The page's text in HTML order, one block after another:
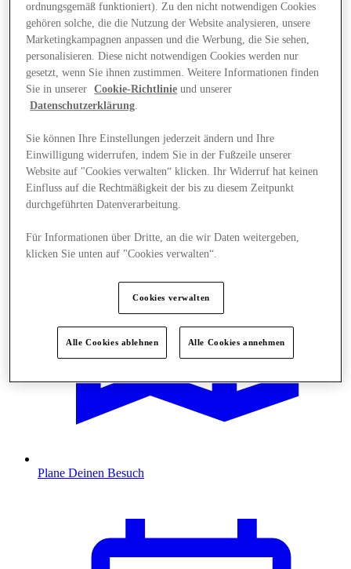
Angebote
Plane Deinen Besuch
ordnungsgemäß funktioniert). Zu den nicht notwendigen Cookies
gehören solche, die die Nutzung der Website analysieren, unsere
Marketingkampagnen anpassen und die Werbung, die Sie sehen,
personalisieren. Diese nicht notwendigen Cookies werden nur
gesetzt, wenn Sie ihnen zustimmen. Weitere Informationen finden
Sie in unserer
Cookie-Richtlinie und unserer
Datenschutzerklärung.
Sie können Ihre Einstellungen jederzeit ändern und Ihre
Einwilligung widerrufen, indem Sie in der Fußzeile unserer
Website auf "Cookies verwalten“ klicken. Ihr Widerruf hat keinen
Einfluss auf die Rechtmäßigkeit der bis zu diesem Zeitpunkt
durchgeführten Datenverarbeitung.
Für Informationen über Dritte, an die wir Daten weitergeben,
klicken Sie unten auf "Cookies verwalten“.
Cookies verwalten
Alle Cookies ablehnen Alle Cookies annehmen